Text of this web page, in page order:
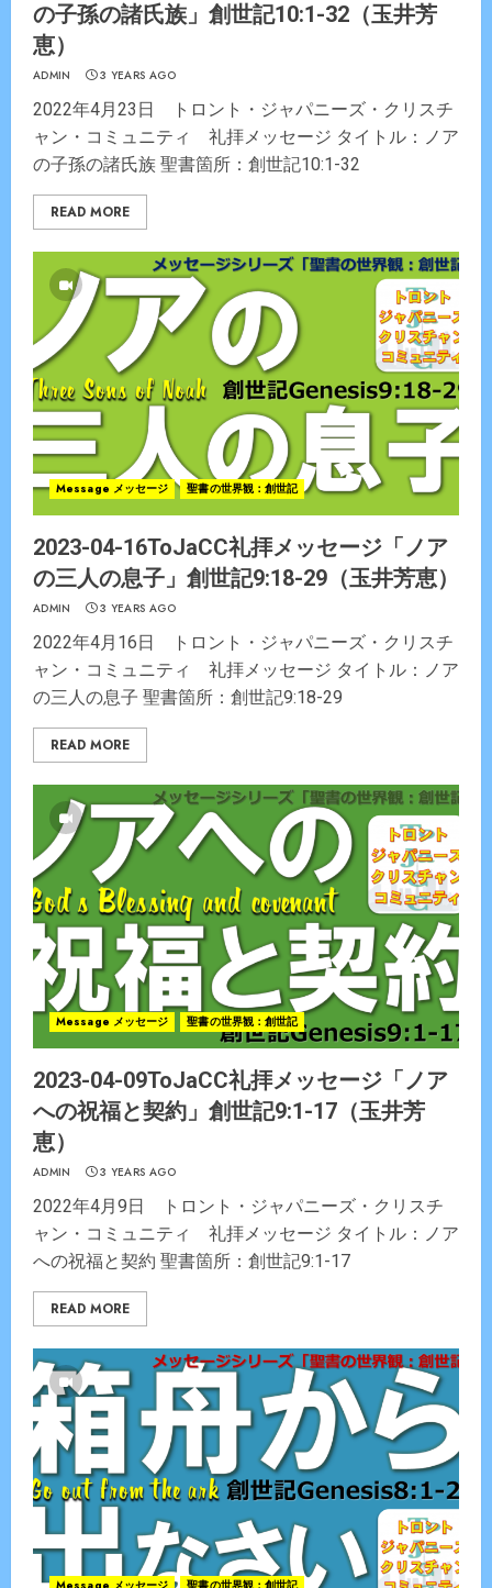
の子孫の諸氏族」創世記10:1-32（玉井芳
恵）
ADMIN 3 YEARS AGO
2022年4月23日 トロント・ジャパニーズ・クリスチ
ャン・コミュニティ 礼拝メッセージ タイトル：ノア
の子孫の諸氏族 聖書箇所：創世記10:1-32
READ MORE
Message メッセージ 聖書の世界観：創世記
2023-04-16ToJaCC礼拝メッセージ「ノア
の三人の息子」創世記9:18-29（玉井芳恵）
ADMIN 3 YEARS AGO
2022年4月16日 トロント・ジャパニーズ・クリスチ
ャン・コミュニティ 礼拝メッセージ タイトル：ノア
の三人の息子 聖書箇所：創世記9:18-29
READ MORE
Message メッセージ 聖書の世界観：創世記
2023-04-09ToJaCC礼拝メッセージ「ノア
への祝福と契約」創世記9:1-17（玉井芳
恵）
ADMIN 3 YEARS AGO
2022年4月9日 トロント・ジャパニーズ・クリスチ
ャン・コミュニティ 礼拝メッセージ タイトル：ノア
への祝福と契約 聖書箇所：創世記9:1-17
READ MORE